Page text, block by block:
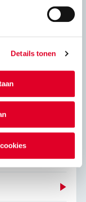
Details tonen